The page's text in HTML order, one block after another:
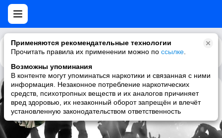
Применяются рекомендательные технологии
Прочитать правила их применении можно по ссылке
Возможны упоминания
В контенте могут упоминаться наркотики и связанная с ними
информация. Незаконное потребление наркотических
средств, психотропных веществ и их аналогов причиняет
вред здоровью, их незаконный оборот запрещён и влечёт
установленную законодательством ответственность
Каталог Рекомендации
Large Professor
hip-hop, underground hip-hop, rap